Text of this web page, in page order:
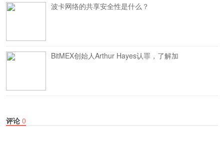
波卡网络的共享安全性是什么？
BitMEX创始人Arthur Hayes认罪，了解加
评论 0